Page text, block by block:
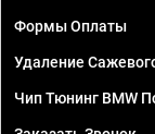
Формы Оплаты
Удаление
Чип Тюнинг BMW